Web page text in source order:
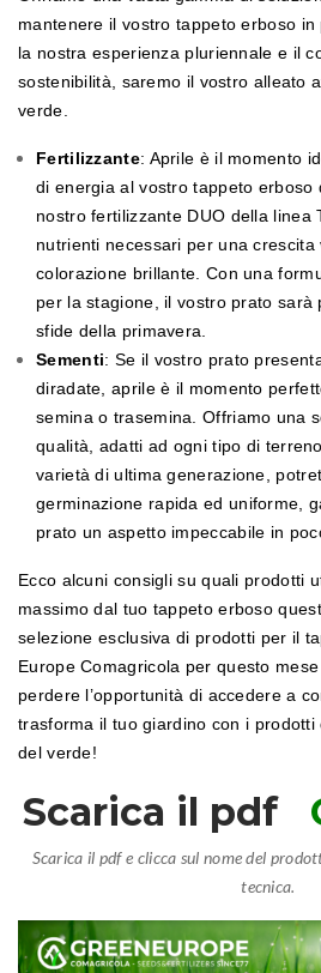
mantenere il vostro tappeto erboso
la nostra esperienza pluriennale e il
sostenibilità, saremo il vostro alleato
verde.
Fertilizzante: Aprile è il momento
di energia al vostro tappeto erboso
nostro fertilizzante DUO della linea
nutrienti necessari per una crescita
colorazione brillante. Con una
per la stagione, il vostro prato sarà
sfide della primavera.
Sementi: Se il vostro prato
diradate, aprile è il momento
semina o trasemina. Offriamo una
qualità, adatti ad ogni tipo di
varietà di ultima generazione,
germinazione rapida ed uniforme,
prato un aspetto impeccabile in
Ecco alcuni consigli su quali prodotti
massimo dal tuo tappeto erboso
selezione esclusiva di prodotti per il
Europe Comagricola per questo
perdere l’opportunità di accedere a
trasforma il tuo giardino con i prodotti
del verde!
Scarica il pdf
Scarica il pdf e clicca sul nome del
tecnica.